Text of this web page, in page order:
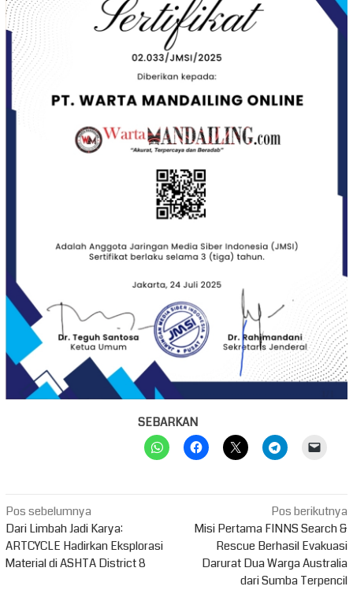
SEBARKAN
Navigasi
pos
Pos sebelumnya
Dari Limbah Jadi Karya:
ARTCYCLE Hadirkan Eksplorasi
Material di ASHTA District 8
Pos berikutnya
Misi Pertama FINNS Search &
Rescue Berhasil Evakuasi
Darurat Dua Warga Australia
dari Sumba Terpencil